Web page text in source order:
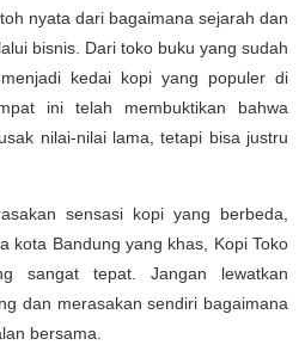
nyata dari bagaimana sejarah dan
bisnis. Dari toko buku yang sudah
kedai kopi yang populer di
ini telah membuktikan bahwa
nilai-nilai lama, tetapi bisa justru
sensasi kopi yang berbeda,
kota Bandung yang khas, Kopi Toko
sangat tepat. Jangan lewatkan
dan merasakan sendiri bagaimana
bersama.